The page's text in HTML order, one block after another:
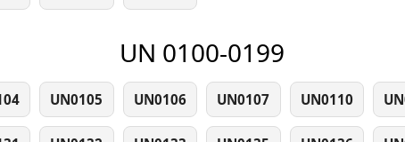
UN 0100-0199
UN0105 UN0106 UN0107 UN0110